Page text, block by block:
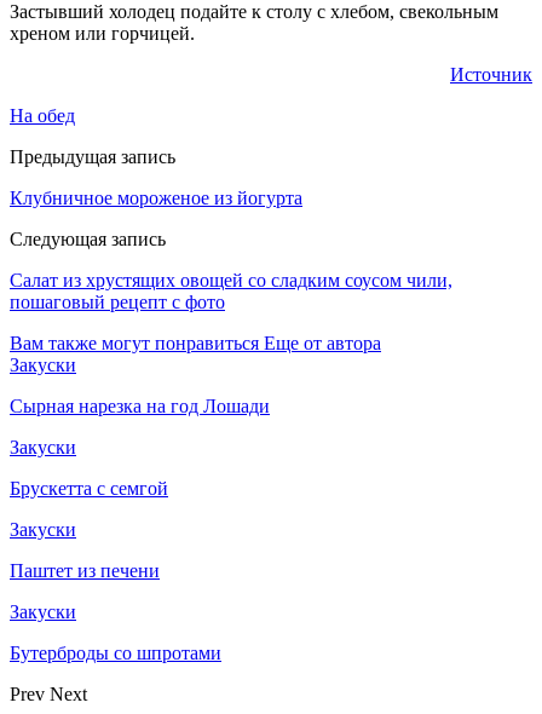
Застывший холодец подайте к столу с хлебом, свекольным
хреном или горчицей.
Источник
На обед
Предыдущая запись
Клубничное мороженое из йогурта
Следующая запись
Салат из хрустящих овощей со сладким соусом чили,
пошаговый рецепт с фото
Вам также могут понравиться Еще от автора
Закуски
Сырная нарезка на год Лошади
Закуски
Брускетта с семгой
Закуски
Паштет из печени
Закуски
Бутерброды со шпротами
Prev Next